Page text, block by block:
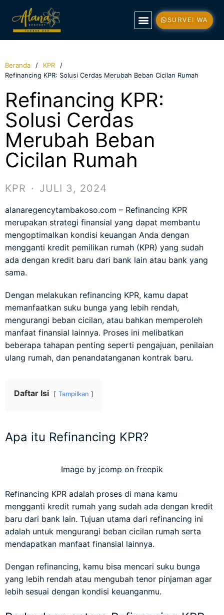
SURVEI WA
Beranda
KPR
Refinancing KPR: Solusi Cerdas Merubah Beban Cicilan Rumah
Refinancing KPR:
Solusi Cerdas
Merubah Beban
Cicilan Rumah
KPR · JULI 3, 2024
alanaregencytambakoso.com – Refinancing KPR
merupakan strategi finansial yang dapat membantu
mengoptimalkan kondisi keuangan Anda dengan
mengganti kredit pemilikan rumah (KPR) yang sudah
ada dengan kredit baru dari bank lain atau bank yang
sama.
Dengan melakukan refinancing KPR, kamu dapat
memanfaatkan suku bunga yang lebih rendah,
mengurangi beban cicilan, atau bahkan memperoleh
manfaat finansial lainnya. Proses ini melibatkan
beberapa tahapan penting seperti pengajuan, penilaian
ulang rumah, dan penandatanganan kontrak baru.
Daftar Isi Tampilkan
Apa itu Refinancing KPR?
Image by jcomp on freepik
Refinancing KPR adalah proses di mana kamu
mengganti kredit rumah yang sudah ada dengan kredit
baru dari bank lain. Tujuan utama dari refinancing ini
adalah untuk mengurangi beban cicilan rumah serta
mendapatkan manfaat finansial lainnya.
Dengan refinancing, kamu bisa mencari suku bunga
yang lebih rendah atau mengubah tenor pinjaman agar
lebih sesuai dengan kondisi keuanganmu.